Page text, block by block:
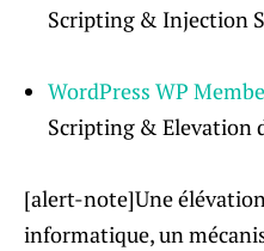
Scripting & Injection
WordPress WP
Scripting & Elevation
[alert-note]Une
informatique, un